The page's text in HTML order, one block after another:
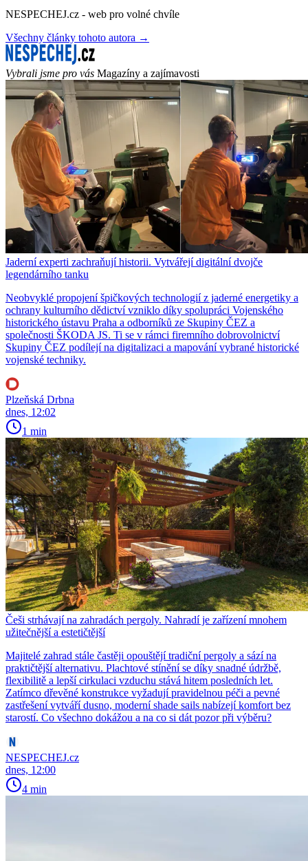
NESPECHEJ.cz - web pro volné chvíle
Všechny články tohoto autora →
Vybrali jsme pro vás Magazíny a zajímavosti
Jaderní experti zachraňují historii. Vytvářejí digitální dvojče
legendárního tanku
Neobvyklé propojení špičkových technologií z jaderné energetiky a
ochrany kulturního dědictví vzniklo díky spolupráci Vojenského
historického ústavu Praha a odborníků ze Skupiny ČEZ a
společnosti ŠKODA JS. Ti se v rámci firemního dobrovolnictví
Skupiny ČEZ podílejí na digitalizaci a mapování vybrané historické
vojenské techniky.
Plzeňská Drbna
dnes, 12:02
1 min
Češi strhávají na zahradách pergoly. Nahradí je zařízení mnohem
užitečnější a estetičtější
Majitelé zahrad stále častěji opouštějí tradiční pergoly a sází na
praktičtější alternativu. Plachtové stínění se díky snadné údržbě,
flexibilitě a lepší cirkulaci vzduchu stává hitem posledních let.
Zatímco dřevěné konstrukce vyžadují pravidelnou péči a pevné
zastřešení vytváří dusno, moderní shade sails nabízejí komfort bez
starostí. Co všechno dokážou a na co si dát pozor při výběru?
NESPECHEJ.cz
dnes, 12:00
4 min